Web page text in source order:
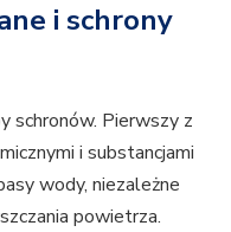
i schrony
schronów. Pierwszy z
i substancjami
wody, niezależne
powietrza.